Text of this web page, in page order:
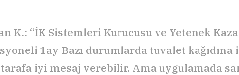
K.: “İK Sistemleri Kurucusu ve Yetenek
1ay Bazı durumlarda tuvalet
tarafa iyi mesaj verebilir. Ama uygulamada